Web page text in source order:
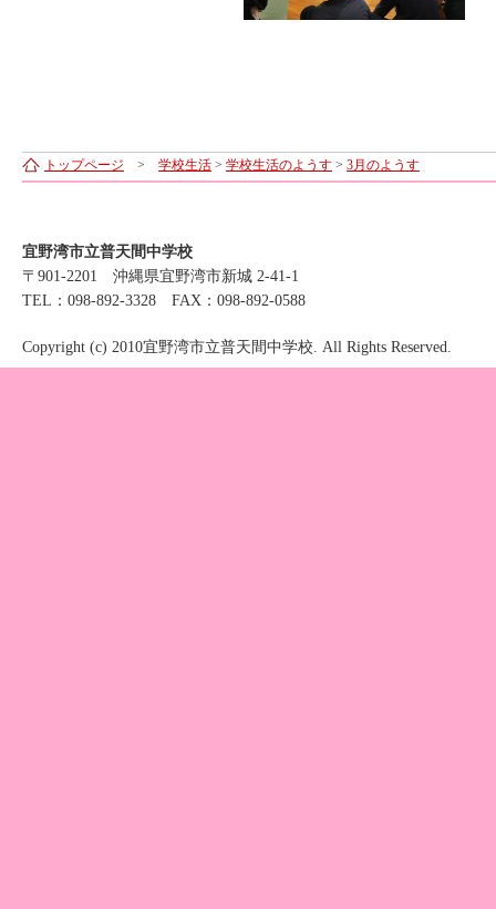
トップページ > 学校生活 > 学校生活のようす > 3月のようす
宜野湾市立普天間中学校
〒901-2201 沖縄県宜野湾市新城 2-41-1
TEL：098-892-3328 FAX：098-892-0588
Copyright (c) 2010宜野湾市立普天間中学校. All Rights Reserved.